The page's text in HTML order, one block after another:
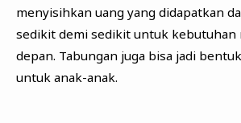
menyisihkan uang yang didapatkan
sedikit demi sedikit untuk kebutuhan
depan. Tabungan juga bisa jadi
untuk anak-anak.